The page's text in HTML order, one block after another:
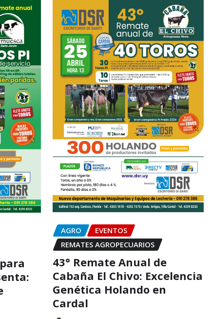
AGRO
EVENTOS
REMATES AGROPECUARIOS
43° Remate Anual de
Cabaña El Chivo: Excelencia
Genética Holando en
Cardal